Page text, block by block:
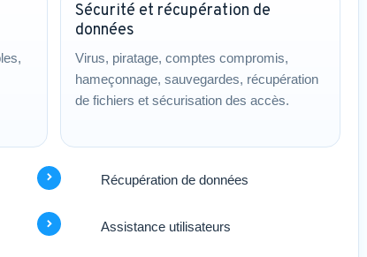
Sécurité et récupération de
données
Virus, piratage, comptes compromis,
hameçonnage, sauvegardes, récupération
de fichiers et sécurisation des accès.
Récupération de données
Assistance utilisateurs